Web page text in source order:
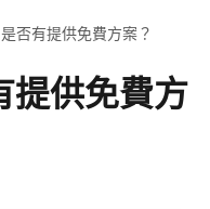
是否有提供免費方案？
提供免費方